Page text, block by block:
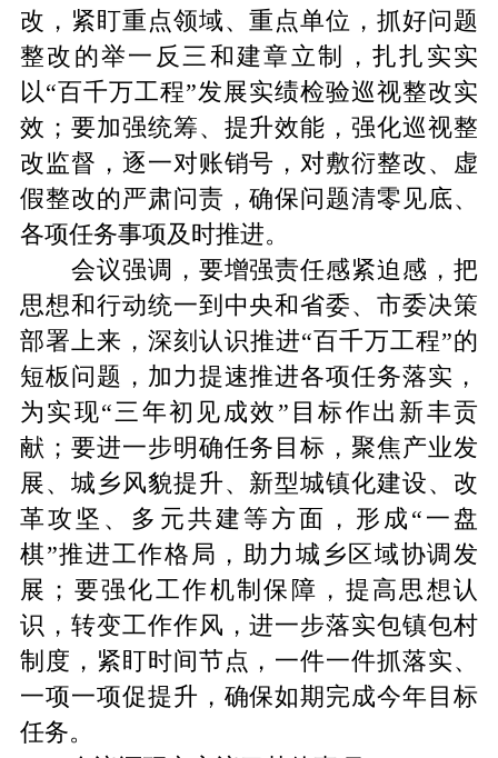
改，紧盯重点领域、重点单位，抓好问题
整改的举一反三和建章立制，扎扎实实
以“百千万工程”发展实绩检验巡视整改实
效；要加强统筹、提升效能，强化巡视整
改监督，逐一对账销号，对敷衍整改、虚
假整改的严肃问责，确保问题清零见底、
各项任务事项及时推进。
会议强调，要增强责任感紧迫感，把
思想和行动统一到中央和省委、市委决策
部署上来，深刻认识推进“百千万工程”的
短板问题，加力提速推进各项任务落实，
为实现“三年初见成效”目标作出新丰贡
献；要进一步明确任务目标，聚焦产业发
展、城乡风貌提升、新型城镇化建设、改
革攻坚、多元共建等方面，形成“一盘
棋”推进工作格局，助力城乡区域协调发
展；要强化工作机制保障，提高思想认
识，转变工作作风，进一步落实包镇包村
制度，紧盯时间节点，一件一件抓落实、
一项一项促提升，确保如期完成今年目标
任务。